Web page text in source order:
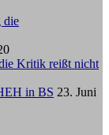
die
Kritik reißt nicht
in BS 23. Juni